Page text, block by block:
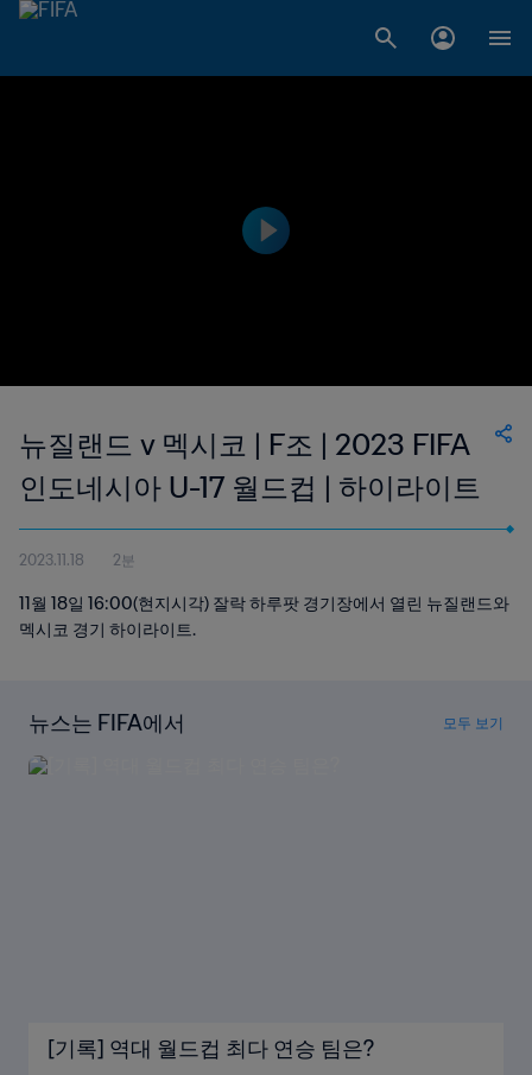
뉴질랜드 v 멕시코 | F조 | 2023 FIFA
인도네시아 U-17 월드컵 | 하이라이트
2023.11.18 2분
11월 18일 16:00(현지시각) 잘락 하루팟 경기장에서 열린 뉴질랜드와
멕시코 경기 하이라이트.
뉴스는 FIFA에서 모두 보기
[기록] 역대 월드컵 최다 연승 팀은?